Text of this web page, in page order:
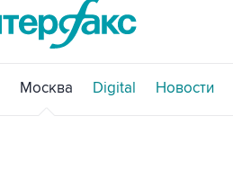
Москва Digital Новости